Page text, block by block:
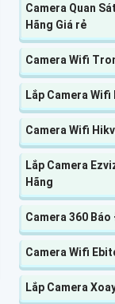
Camera Quan
Hãng Giá rẻ
Camera Wifi
Lắp Camera
Camera Wifi
Lắp Camera
Hãng
Camera 360
Camera Wifi
Lắp Camera